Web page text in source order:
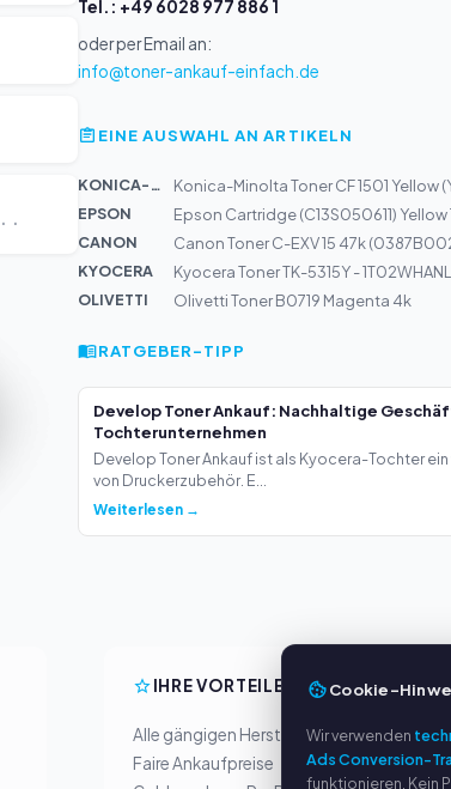
Tel.: +49 6028 977 886 1
oder per Email an:
info@toner-ankauf-einfach.de
EINE AUSWAHL AN ARTIKELN
KONICA-MIN...
Konica-Minolta Toner CF 1501 Yellow
EPSON
Epson Cartridge (C13S050611) Yellow
CANON
Canon Toner C-EXV 15 47k
KYOCERA
Kyocera Toner TK-5315Y -
OLIVETTI
Olivetti Toner B0719 Magenta 4k
RATGEBER-TIPP
Develop Toner Ankauf: Nachhaltige
Tochterunternehmen
Develop Toner Ankauf ist als Kyocera-Tochter
von Druckerzubehör. E...
Weiterlesen →
IHRE VORTEILE
Alle gängigen Hersteller
Faire Ankaufpreise
Cookie-
Wir verwenden
Ads Conversion-
funktionieren. Kein